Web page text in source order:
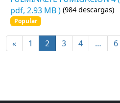
pdf, 2.93 MB ) (984 descargas)
Popular
« 1 2 3 4 … 6